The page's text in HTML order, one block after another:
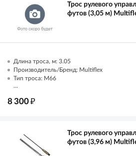
Трос рулевого
футов (3,05 м)
Длина троса, м: 3.05
Производитель/Бренд: Multiflex
Тип троса: M66
...
8 300₽
Трос рулевого
футов (3,96 м)